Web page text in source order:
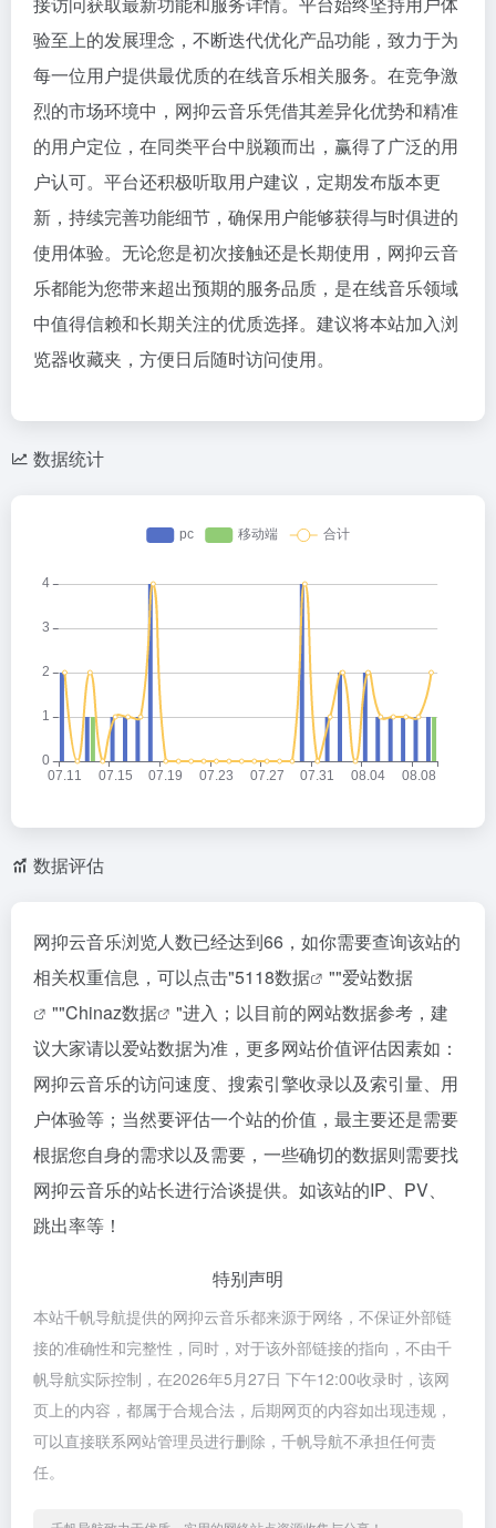
验至上的发展理念，不断迭代优化产品功能，致力于为
每一位用户提供最优质的在线音乐相关服务。在竞争激
烈的市场环境中，网抑云音乐凭借其差异化优势和精准
的用户定位，在同类平台中脱颖而出，赢得了广泛的用
户认可。平台还积极听取用户建议，定期发布版本更
新，持续完善功能细节，确保用户能够获得与时俱进的
使用体验。无论您是初次接触还是长期使用，网抑云音
乐都能为您带来超出预期的服务品质，是在线音乐领域
中值得信赖和长期关注的优质选择。建议将本站加入浏
览器收藏夹，方便日后随时访问使用。
数据统计
数据评估
网抑云音乐浏览人数已经达到66，如你需要查询该站的
相关权重信息，可以点击"5118数据 ""爱站数据
""Chinaz数据
"进入；以目前的网站数据参考，建
议大家请以爱站数据为准，更多网站价值评估因素如：
网抑云音乐的访问速度、搜索引擎收录以及索引量、用
户体验等；当然要评估一个站的价值，最主要还是需要
根据您自身的需求以及需要，一些确切的数据则需要找
网抑云音乐的站长进行洽谈提供。如该站的IP、PV、
跳出率等！
特别声明
本站千帆导航提供的网抑云音乐都来源于网络，不保证外部链
接的准确性和完整性，同时，对于该外部链接的指向，不由千
帆导航实际控制，在2026年5月27日 下午12:00收录时，该网
页上的内容，都属于合规合法，后期网页的内容如出现违规，
可以直接联系网站管理员进行删除，千帆导航不承担任何责
任。